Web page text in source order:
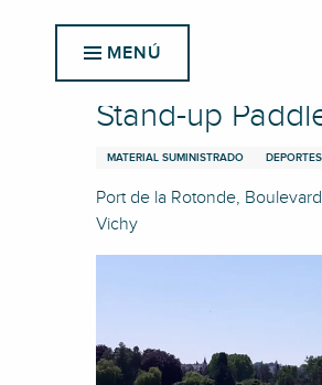
MENÚ
Inicio Stand-up Paddle
Stand-up
MATERIAL SUMINISTRADO
Port de la Rotonde,
Vichy